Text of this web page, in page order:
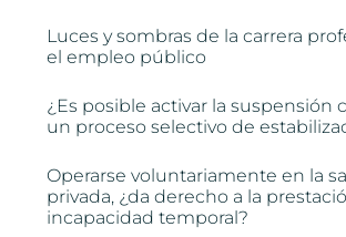
Luces y sombras de la carrera
el empleo público
¿Es posible activar la suspensión
un proceso selectivo de
Operarse voluntariamente en la
privada, ¿da derecho a la
incapacidad temporal?